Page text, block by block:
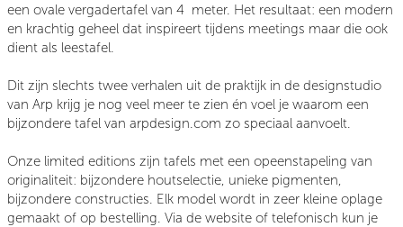
een ovale vergadertafel van 4 meter. Het resultaat: een modern
en krachtig geheel dat inspireert tijdens meetings maar die ook
dient als leestafel.
Dit zijn slechts twee verhalen uit de praktijk in de designstudio
van Arp krijg je nog veel meer te zien én voel je waarom een
bijzondere tafel van arpdesign.com zo speciaal aanvoelt.
Onze limited editions zijn tafels met een opeenstapeling van
originaliteit: bijzondere houtselectie, unieke pigmenten,
bijzondere constructies. Elk model wordt in zeer kleine oplage
gemaakt of op bestelling. Via de website of telefonisch kun je